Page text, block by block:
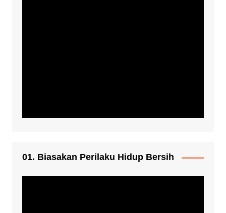
01. Biasakan Perilaku Hidup Bersih